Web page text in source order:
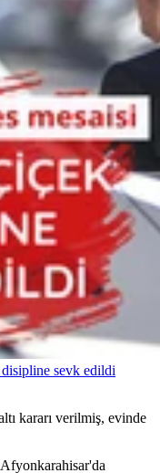
sevk edildi
kararı verilmiş, evinde